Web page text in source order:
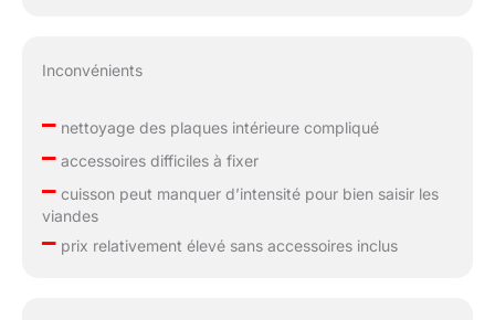
Inconvénients
–nettoyage des plaques intérieure compliqué
–accessoires difficiles à fixer
–cuisson peut manquer d’intensité pour bien saisir les
viandes
–prix relativement élevé sans accessoires inclus